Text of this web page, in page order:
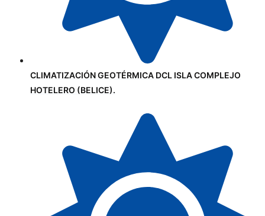
CLIMATIZACIÓN GEOTÉRMICA DCL ISLA COMPLEJO
HOTELERO (BELICE).